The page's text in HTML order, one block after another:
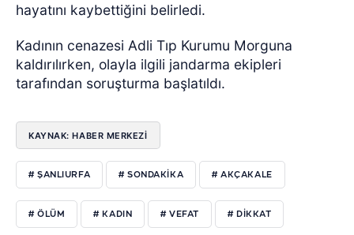
hayatını kaybettiğini belirledi.
Kadının cenazesi Adli Tıp Kurumu Morguna
kaldırılırken, olayla ilgili jandarma ekipleri
tarafından soruşturma başlatıldı.
KAYNAK: HABER MERKEZİ
# ŞANLIURFA # SONDAKIKA # AKÇAKALE
# ÖLÜM # KADIN # VEFAT # DIKKAT